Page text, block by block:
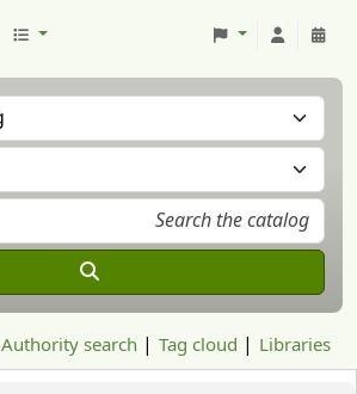
Authority search Tag cloud Libraries